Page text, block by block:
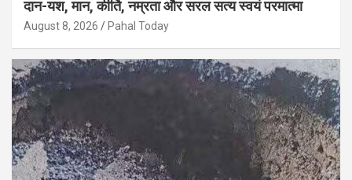
दान-यश, मान, कीर्ति, नम्रता और सरल सत्य स्वयं परमात्मा
August 8, 2026 Pahal Today